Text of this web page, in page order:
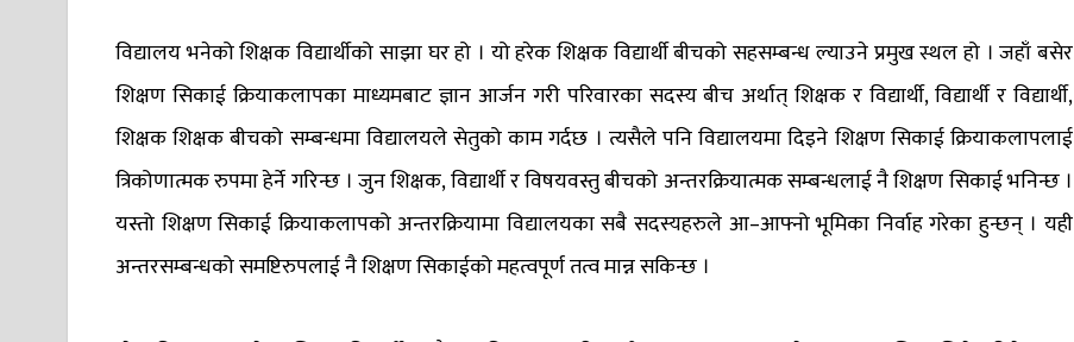
विद्यालय भनेको शिक्षक विद्यार्थीको साझा घर हो । यो हरेक शिक्षक विद्यार्थी बीचको सहसम्बन्ध ल्याउने प्रमुख स्थल हो । जहाँ बसेर
शिक्षण सिकाई क्रियाकलापका माध्यमबाट ज्ञान आर्जन गरी परिवारका सदस्य बीच अर्थात् शिक्षक र विद्यार्थी, विद्यार्थी र विद्यार्थी,
शिक्षक शिक्षक बीचको सम्बन्धमा विद्यालयले सेतुको काम गर्दछ । त्यसैले पनि विद्यालयमा दिइने शिक्षण सिकाई क्रियाकलापलाई
त्रिकोणात्मक रुपमा हेर्ने गरिन्छ । जुन शिक्षक, विद्यार्थी र विषयवस्तु बीचको अन्तरक्रियात्मक सम्बन्धलाई नै शिक्षण सिकाई भनिन्छ ।
यस्तो शिक्षण सिकाई क्रियाकलापको अन्तरक्रियामा विद्यालयका सबै सदस्यहरुले आ–आफ्नो भूमिका निर्वाह गरेका हुन्छन् । यही
अन्तरसम्बन्धको समष्टिरुपलाई नै शिक्षण सिकाईको महत्वपूर्ण तत्व मान्न सकिन्छ ।